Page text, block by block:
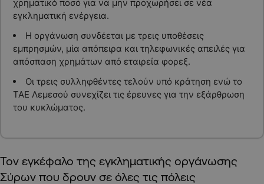
χρηματικό ποσό για να μην προχωρήσει σε νέα
εγκληματική ενέργεια.
Η οργάνωση συνδέεται με τρεις υποθέσεις
εμπρησμών, μία απόπειρα και τηλεφωνικές απειλές για
απόσπαση χρημάτων από εταιρεία φορεξ.
Οι τρεις συλληφθέντες τελούν υπό κράτηση ενώ το
ΤΑΕ Λεμεσού συνεχίζει τις έρευνες για την εξάρθρωση
του κυκλώματος.
Τον εγκέφαλο της εγκληματικής οργάνωσης
Σύρων που δρουν σε όλες τις πόλεις